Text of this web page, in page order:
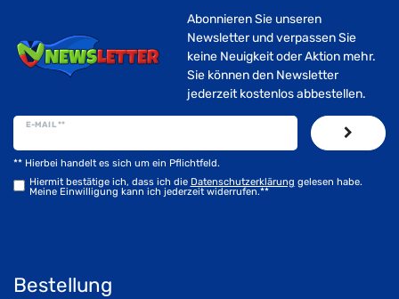
Abonnieren Sie unseren
Newsletter und verpassen Sie
keine Neuigkeit oder Aktion mehr.
Sie können den Newsletter
jederzeit kostenlos abbestellen.
E-MAIL **
Hiermit bestätige ich, dass ich die Daten­schutz­erklärung gelesen habe.
Meine Einwilligung kann ich jederzeit widerrufen.**
** Hierbei handelt es sich um ein Pflichtfeld.
Bestellung